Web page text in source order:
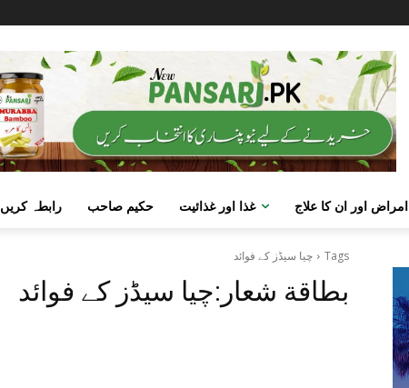
رابطہ کریں حکیم صاحب غذا اور غذائیت امراض اور ان کا علاج
Tags چیا سیڈز کے فوائد
بطاقة شعار:چیا سیڈز کے فوائد